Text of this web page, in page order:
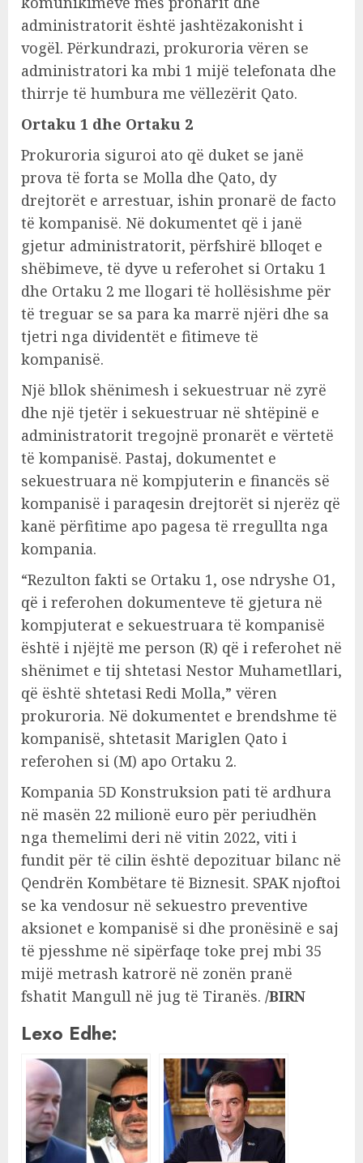
administratorit është jashtëzakonisht i
vogël. Përkundrazi, prokuroria vëren se
administratori ka mbi 1 mijë telefonata dhe
thirrje të humbura me vëllezërit Qato.
Ortaku 1 dhe Ortaku 2
Prokuroria siguroi ato që duket se janë
prova të forta se Molla dhe Qato, dy
drejtorët e arrestuar, ishin pronarë de facto
të kompanisë. Në dokumentet që i janë
gjetur administratorit, përfshirë blloqet e
shëbimeve, të dyve u referohet si Ortaku 1
dhe Ortaku 2 me llogari të hollësishme për
të treguar se sa para ka marrë njëri dhe sa
tjetri nga dividentët e fitimeve të
kompanisë.
Një bllok shënimesh i sekuestruar në zyrë
dhe një tjetër i sekuestruar në shtëpinë e
administratorit tregojnë pronarët e vërtetë
të kompanisë. Pastaj, dokumentet e
sekuestruara në kompjuterin e financës së
kompanisë i paraqesin drejtorët si njerëz që
kanë përfitime apo pagesa të rregullta nga
kompania.
“Rezulton fakti se Ortaku 1, ose ndryshe O1,
që i referohen dokumenteve të gjetura në
kompjuterat e sekuestruara të kompanisë
është i njëjtë me person (R) që i referohet në
shënimet e tij shtetasi Nestor Muhametllari,
që është shtetasi Redi Molla,” vëren
prokuroria. Në dokumentet e brendshme të
kompanisë, shtetasit Mariglen Qato i
referohen si (M) apo Ortaku 2.
Kompania 5D Konstruksion pati të ardhura
në masën 22 milionë euro për periudhën
nga themelimi deri në vitin 2022, viti i
fundit për të cilin është depozituar bilanc në
Qendrën Kombëtare të Biznesit. SPAK njoftoi
se ka vendosur në sekuestro preventive
aksionet e kompanisë si dhe pronësinë e saj
të pjesshme në sipërfaqe toke prej mbi 35
mijë metrash katrorë në zonën pranë
fshatit Mangull në jug të Tiranës. /BIRN
Lexo Edhe: